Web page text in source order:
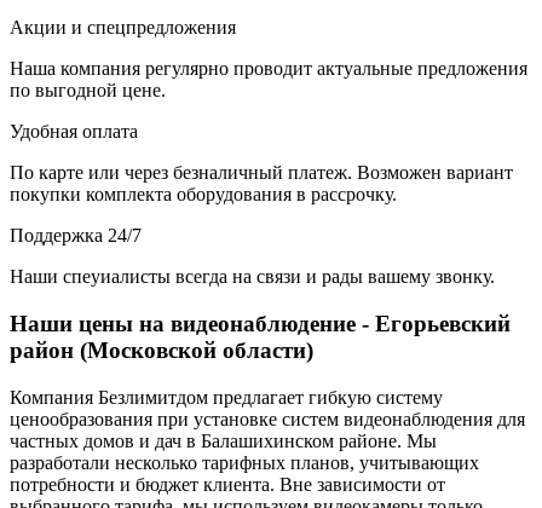
Акции и спецпредложения
Наша компания регулярно проводит актуальные предложения
по выгодной цене.
Удобная оплата
По карте или через безналичный платеж. Возможен вариант
покупки комплекта оборудования в рассрочку.
Поддержка 24/7
Наши спеуиалисты всегда на связи и рады вашему звонку.
Наши цены на видеонаблюдение - Егорьевский
район (Московской области)
Компания Безлимитдом предлагает гибкую систему
ценообразования при установке систем видеонаблюдения для
частных домов и дач в Балашихинском районе. Мы
разработали несколько тарифных планов, учитывающих
потребности и бюджет клиента. Вне зависимости от